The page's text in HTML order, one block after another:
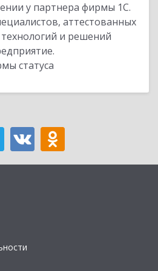
у партнера фирмы 1С.
аттестованных
и решений
статуса